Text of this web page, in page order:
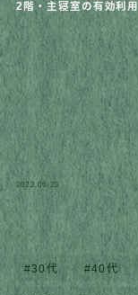
2階・主寝室の有効利用
2022.06.23
30代 40代